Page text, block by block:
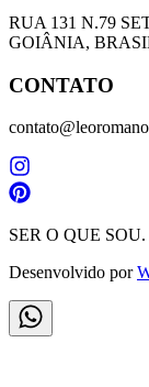
RUA 131 N.79
GOIÂNIA,
CONTATO
SER O QUE
Desenvolvido por